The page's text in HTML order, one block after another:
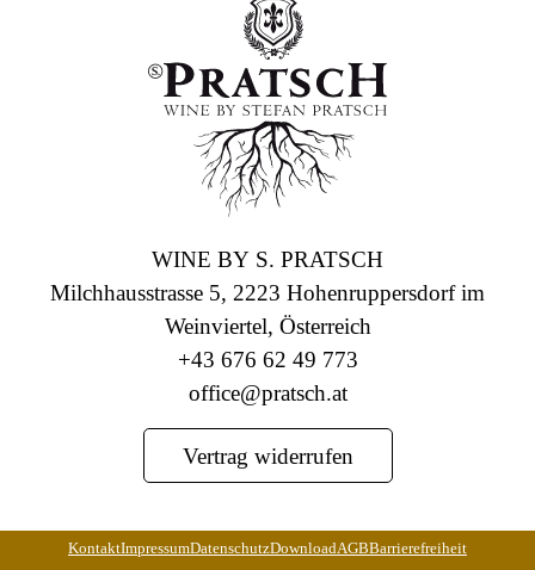
WINE BY S. PRATSCH
Milchhausstrasse 5, 2223 Hohenruppersdorf im
Weinviertel, Österreich
+43 676 62 49 773
office@pratsch.at
Vertrag widerrufen
KontaktImpressumDatenschutzDownloadAGBBarrierefreiheit